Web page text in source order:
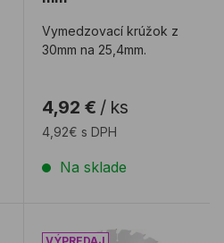
Vymedzovací krúžok z
30mm na 25,4mm.
4,92 € / ks
4,92€ s DPH
Na sklade
25,4x20mm
Pílovy kotúč BOSCH